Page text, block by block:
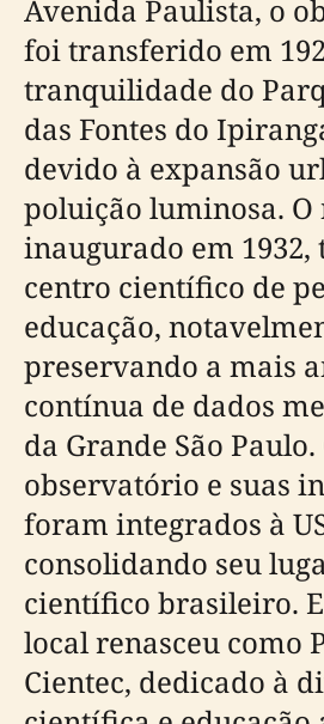
Avenida Paulista, o
foi transferido em
tranquilidade do
das Fontes do
devido à expansão
poluição luminosa. O
inaugurado em 1932,
centro científico de
educação,
preservando a mais
contínua de dados
da Grande São Paulo.
observatório e suas
foram integrados à
consolidando seu
científico brasileiro.
local renasceu como
Cientec, dedicado à